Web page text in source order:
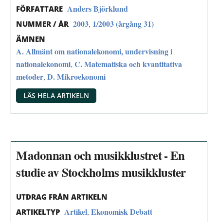
FÖRFATTARE Anders Björklund
NUMMER / ÅR 2003, 1/2003 (årgång 31)
ÄMNEN
A. Allmänt om nationalekonomi, undervisning i
nationalekonomi,C. Matematiska och kvantitativa
metoder,D. Mikroekonomi
LÄS HELA ARTIKELN
Madonnan och musikklustret - En
studie av Stockholms musikkluster
UTDRAG FRÅN ARTIKELN
ARTIKELTYP Artikel,Ekonomisk Debatt